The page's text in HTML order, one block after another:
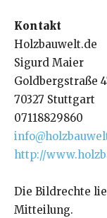
Kontakt
Holzbauwelt.de
Sigurd Maier
Goldbergstraße
70327 Stuttgart
07118829860
http://
Die Bildrechte
Mitteilung.